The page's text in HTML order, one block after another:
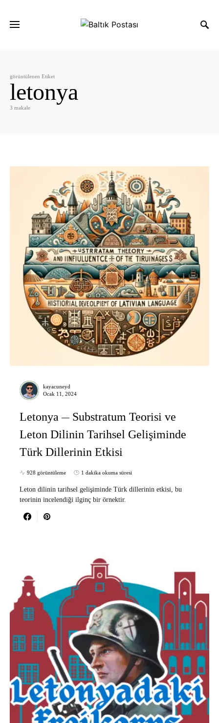
görüntülenen Etiket
letonya
3 makale
kayacuneyd
Ocak 11, 2024
Letonya
Substratum Teorisi ve
Leton Dilinin Tarihsel Gelişiminde
Türk Dillerinin Etkisi
928 görüntüleme 1 dakika okuma süresi
Leton dilinin tarihsel gelişiminde Türk dillerinin etkisi, bu
teorinin incelendiği ilginç bir örnektir.